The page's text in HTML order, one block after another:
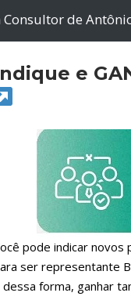
de
e
pode indicar novos
ser representante
dessa forma, ganhar